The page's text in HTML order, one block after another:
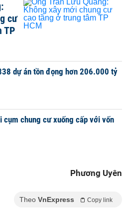
cư
TP
dự án tồn đọng hơn 206.000 tỷ
cụm chung cư xuống cấp với vốn
Phương Uyên
Theo VnExpress Copy link